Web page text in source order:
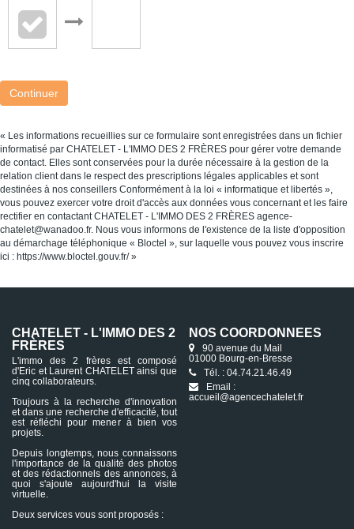
Continuer
« Les informations recueillies sur ce formulaire sont enregistrées dans un fichier
informatisé par CHATELET - L'IMMO DES 2 FRÈRES pour gérer votre demande
de contact. Elles sont conservées pour la durée nécessaire à la gestion de la
relation client dans le respect des prescriptions légales applicables et sont
destinées à nos conseillers Conformément à la loi « informatique et libertés »,
vous pouvez exercer votre droit d'accès aux données vous concernant et les faire
rectifier en contactant CHATELET - L'IMMO DES 2 FRÈRES agence-
chatelet@wanadoo.fr. Nous vous informons de l'existence de la liste d'opposition
au démarchage téléphonique « Bloctel », sur laquelle vous pouvez vous inscrire
ici : https://www.bloctel.gouv.fr/»
CHATELET - L'IMMO DES 2
FRÈRES
L'immo des 2 frères est composé
d'Eric et Laurent CHATELET ainsi que
cinq collaborateurs.
Toujours à la recherche d'innovation
et dans une recherche d'efficacité, tout
est réfléchi pour mener à bien vos
projets.
Depuis longtemps, nous connaissons
l'importance de la qualité des photos
et des rédactionnels des annonces, à
quoi s'ajoute aujourd'hui la visite
virtuelle.
Deux services vous sont proposés :
NOS COORDONNÉES
90 avenue du Mail
01000 Bourg-en-Bresse
Tél. : 04.74.21.46.49
Email :
accueil@agencechatelet.fr